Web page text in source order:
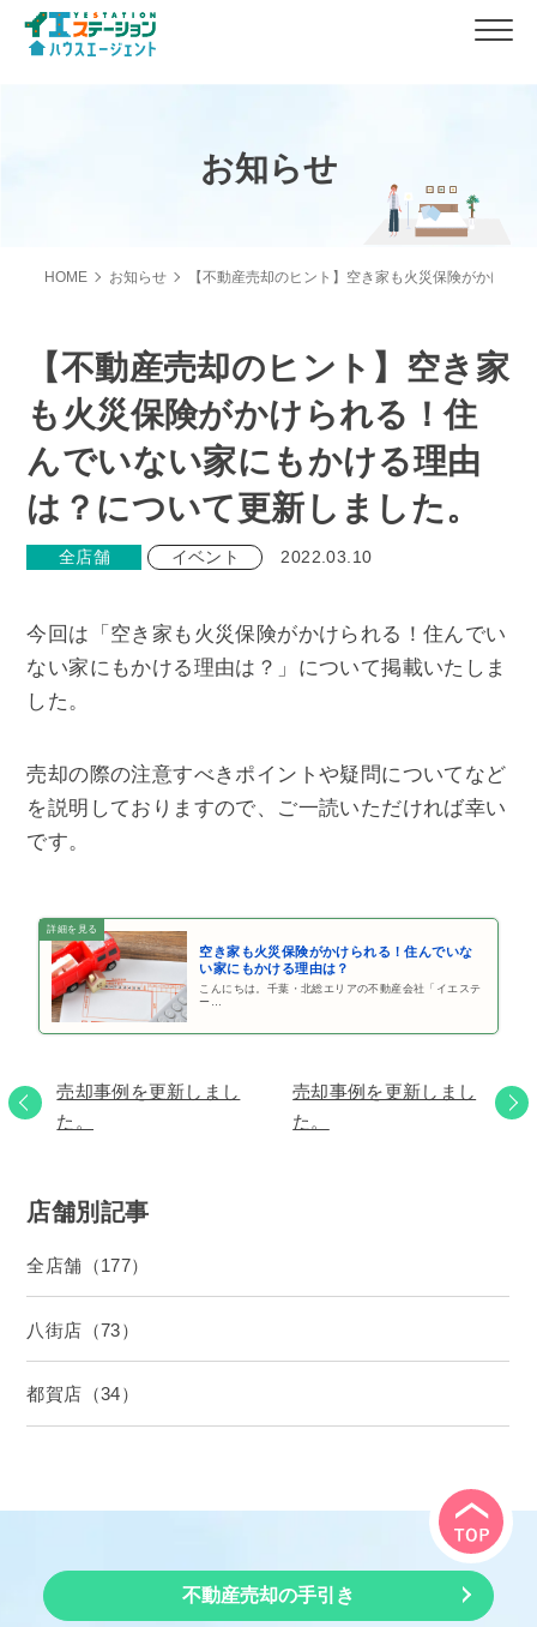
お知らせ
HOME お知らせ 【不動産売却のヒント】空き家も火災保険がかけら
【不動産売却のヒント】空き家
も火災保険がかけられる！住
んでいない家にもかける理由
は？について更新しました。
全店舗 イベント 2022.03.10
今回は「空き家も火災保険がかけられる！住んでい
ない家にもかける理由は？」について掲載いたしま
した。
売却の際の注意すべきポイントや疑問についてなど
を説明しておりますので、ご一読いただければ幸い
です。
空き家も火災保険がかけられる！住んでいな
い家にもかける理由は？
こんにちは。千葉・北総エリアの不動産会社「イエステ
ー…
売却事例を更新しまし
た。
売却事例を更新しまし
た。
店舗別記事
全店舗（177）
八街店（73）
都賀店（34）
不動産売却の手引き